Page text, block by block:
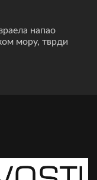
напао
мору, тврди